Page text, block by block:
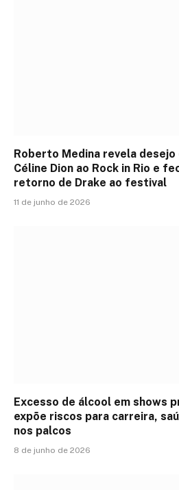
Roberto Medina revela
Céline Dion ao Rock in Rio e
retorno de Drake ao festival
11 de junho de 2026
Excesso de álcool em shows
expõe riscos para carreira,
nos palcos
8 de junho de 2026